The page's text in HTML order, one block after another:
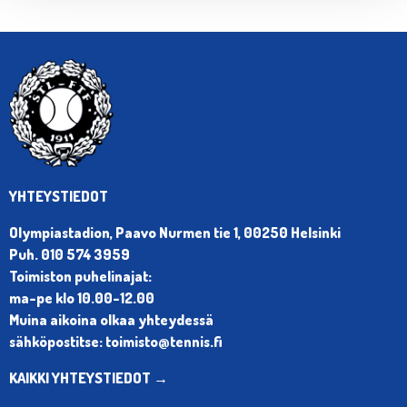
YHTEYSTIEDOT
Olympiastadion, Paavo Nurmen tie 1, 00250 Helsinki
Puh. 010 574 3959
Toimiston puhelinajat:
ma-pe klo 10.00-12.00
Muina aikoina olkaa yhteydessä
sähköpostitse: toimisto@tennis.fi
KAIKKI YHTEYSTIEDOT →